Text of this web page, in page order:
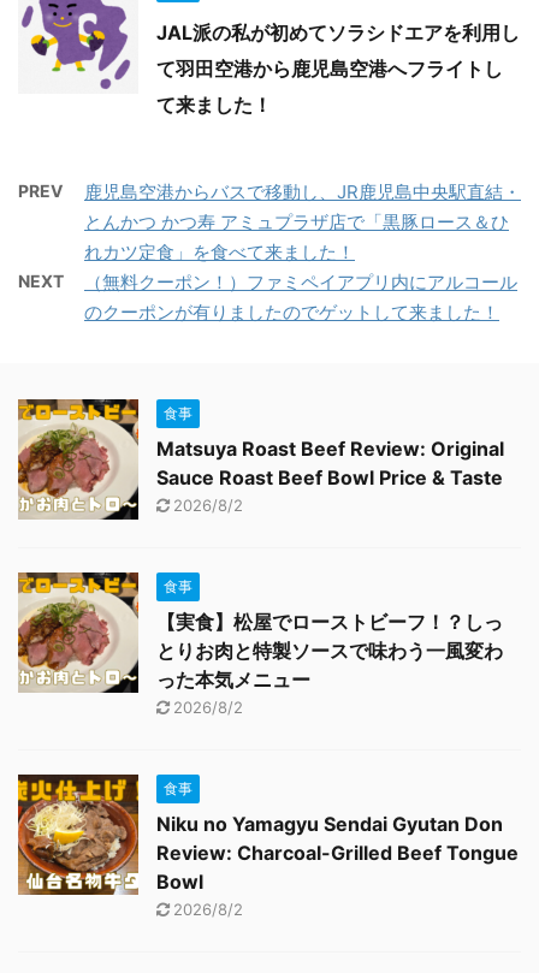
JAL派の私が初めてソラシドエアを利用し
て羽田空港から鹿児島空港へフライトし
て来ました！
PREV
鹿児島空港からバスで移動し、JR鹿児島中央駅直結・
とんかつ かつ寿 アミュプラザ店で「黒豚ロース＆ひ
れカツ定食」を食べて来ました！
NEXT
（無料クーポン！）ファミペイアプリ内にアルコール
のクーポンが有りましたのでゲットして来ました！
食事
Matsuya Roast Beef Review: Original
Sauce Roast Beef Bowl Price & Taste
2026/8/2
食事
【実食】松屋でローストビーフ！？しっ
とりお肉と特製ソースで味わう一風変わ
った本気メニュー
2026/8/2
食事
Niku no Yamagyu Sendai Gyutan Don
Review: Charcoal-Grilled Beef Tongue
Bowl
2026/8/2